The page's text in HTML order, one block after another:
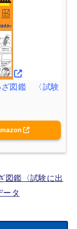
図鑑 〈試験
図鑑〈試験に出
ータ